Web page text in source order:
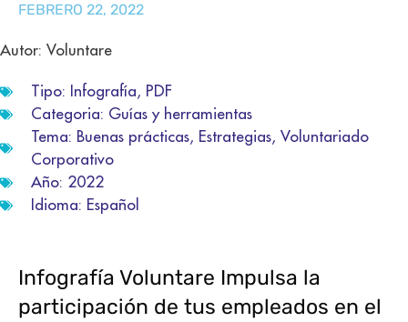
FEBRERO 22, 2022
Autor: Voluntare
Tipo: Infografía, PDF
Categoria: Guías y herramientas
Tema: Buenas prácticas, Estrategias, Voluntariado
Corporativo
Año: 2022
Idioma: Español
Infografía Voluntare Impulsa la
participación de tus empleados en el